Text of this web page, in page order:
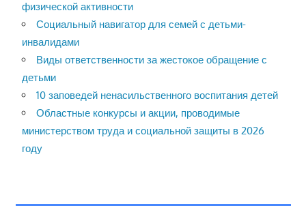
физической активности
Социальный навигатор для семей с детьми-
инвалидами
Виды ответственности за жестокое обращение с
детьми
10 заповедей ненасильственного воспитания детей
Областные конкурсы и акции, проводимые
министерством труда и социальной защиты в 2026
году